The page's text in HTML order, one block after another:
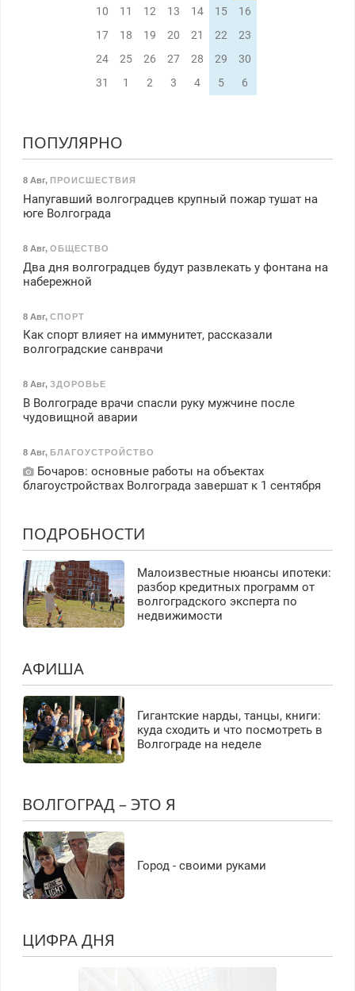
10
11 12 13 14 15
16
17
18 19 20 21 22
23
24
25 26 27 28 29
30
31
1 2 3 4 5 6
ПОПУЛЯРНО
8 Авг, ПРОИСШЕСТВИЯ
Напугавший волгоградцев крупный пожар тушат на
юге Волгограда
8 Авг, ОБЩЕСТВО
Два дня волгоградцев будут развлекать у фонтана на
набережной
8 Авг, СПОРТ
Как спорт влияет на иммунитет, рассказали
волгоградские санврачи
8 Авг, ЗДОРОВЬЕ
В Волгограде врачи спасли руку мужчине после
чудовищной аварии
8 Авг, БЛАГОУСТРОЙСТВО
Бочаров: основные работы на объектах
благоустройствах Волгограда завершат к 1 сентября
ПОДРОБНОСТИ
Малоизвестные нюансы ипотеки:
разбор кредитных программ от
волгоградского эксперта по
недвижимости
АФИША
Гигантские нарды, танцы, книги:
куда сходить и что посмотреть в
Волгограде на неделе
ВОЛГОГРАД – ЭТО Я
Город - своими руками
ЦИФРА ДНЯ